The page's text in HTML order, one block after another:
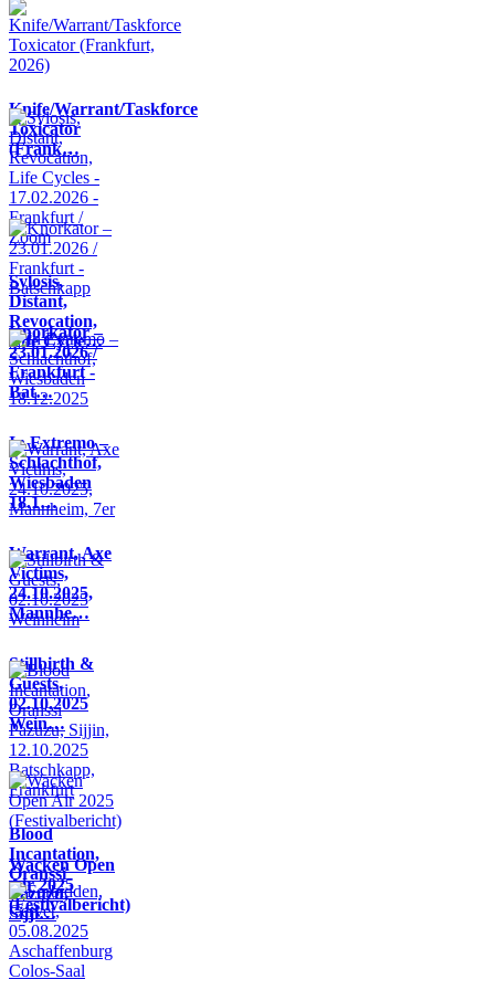
Knife/Warrant/Taskforce
Toxicator
(Frank…
Sylosis,
Distant,
Revocation,
Life Cycle…
Knorkator –
23.01.2026 /
Frankfurt -
Bat…
In Extremo –
Schlachthof,
Wiesbaden
18.1…
Warrant, Axe
Victims,
24.10.2025,
Mannhe…
Stillbirth &
Guests,
02.10.2025
Wein…
Blood
Incantation,
Oranssi
Pazuzu,
Sijji…
Wacken Open
Air 2025
(Festivalbericht)